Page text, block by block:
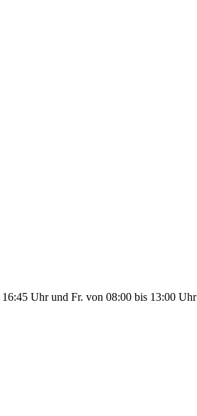
Uhr und Fr. von 08:00 bis 13:00 Uhr